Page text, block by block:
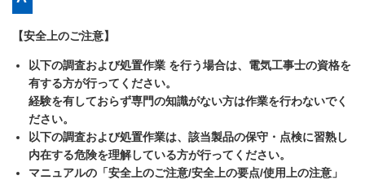
【安全上のご注意】
以下の調査および処置作業 を行う場合は、電気工事士の資格を
有する方が行ってください。
経験を有しておらず専門の知識がない方は作業を行わないでく
ださい。
以下の調査および処置作業は、該当製品の保守・点検に習熟し
内在する危険を理解している方が行ってください。
マニュアルの「安全上のご注意/安全上の要点/使用上の注意」